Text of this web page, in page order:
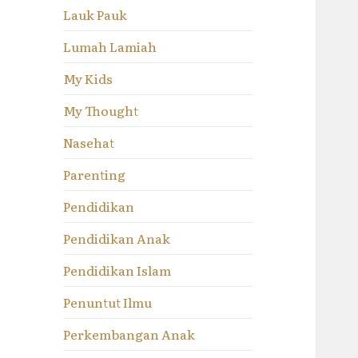
Lauk Pauk
Lumah Lamiah
My Kids
My Thought
Nasehat
Parenting
Pendidikan
Pendidikan Anak
Pendidikan Islam
Penuntut Ilmu
Perkembangan Anak